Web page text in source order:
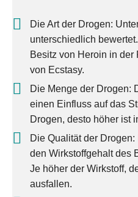
Die Art der Drogen:
unterschiedlich
Besitz von Heroin in der
von Ecstasy.
Die Menge der Drogen:
einen Einfluss auf das
Drogen, desto höher ist
Die Qualität der
den Wirkstoffgehalt des
Je höher der Wirkstoff,
ausfallen.